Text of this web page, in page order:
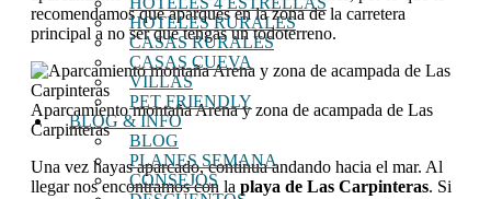
HOTELES RURALES
CASAS RURALES
CASAS CUEVA
VILLAS
PET FRIENDLY
BLOG & INFO
BLOG
PLANES SEMANA
CONSEJOS
recomendamos que aparques en la zona de la carretera
principal a no ser que tengas un todoterreno.
Aparcamiento montaña Arena y zona de acampada de Las
Carpinteras
Una vez hayas aparcado, continua andando hacia el mar. Al
llegar nos encontramos con la playa de Las Carpinteras. Si